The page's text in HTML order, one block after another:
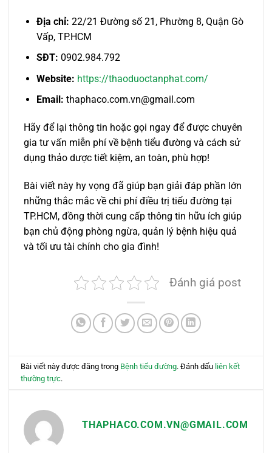
Địa chỉ: 22/21 Đường số 21, Phường 8, Quận Gò
Vấp, TP.HCM
SĐT: 0902.984.792
Website: https://thaoduoctanphat.com/
Email: thaphaco.com.vn@gmail.com
Hãy để lại thông tin hoặc gọi ngay để được chuyên
gia tư vấn miễn phí về bệnh tiểu đường và cách sử
dụng thảo dược tiết kiệm, an toàn, phù hợp!
Bài viết này hy vọng đã giúp bạn giải đáp phần lớn
những thắc mắc về chi phí điều trị tiểu đường tại
TP.HCM, đồng thời cung cấp thông tin hữu ích giúp
bạn chủ động phòng ngừa, quản lý bệnh hiệu quả
và tối ưu tài chính cho gia đình!
Đánh giá post
Bài viết này được đăng trong Bệnh tiểu đường. Đánh dấu liên kết
thường trực.
THAPHACO.COM.VN@GMAIL.COM